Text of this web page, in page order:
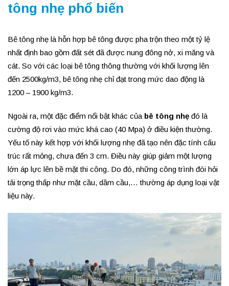
tông nhẹ phổ biến
Bê tông nhẹ là hỗn hợp bê tông được pha trộn theo một tỷ lệ
nhất định bao gồm đất sét đã được nung đông nở, xi măng và
cát. So với các loại bê tông thông thường với khối lượng lên
đến 2500kg/m3, bê tông nhẹ chỉ đạt trong mức dao động là
1200 – 1900 kg/m3.
Ngoài ra, một đặc điểm nổi bật khác của bê tông nhẹ đó là
cường độ rơi vào mức khá cao (40 Mpa) ở điều kiện thường.
Yếu tố này kết hợp với khối lượng nhẹ đã tạo nên đặc tính cấu
trúc rất mỏng, chưa đến 3 cm. Điều này giúp giảm một lượng
lớn áp lực lên bề mặt thi công. Do đó, những công trình đòi hỏi
tải trọng thấp như mặt cầu, dầm cầu,… thường áp dụng loại vật
liệu này.